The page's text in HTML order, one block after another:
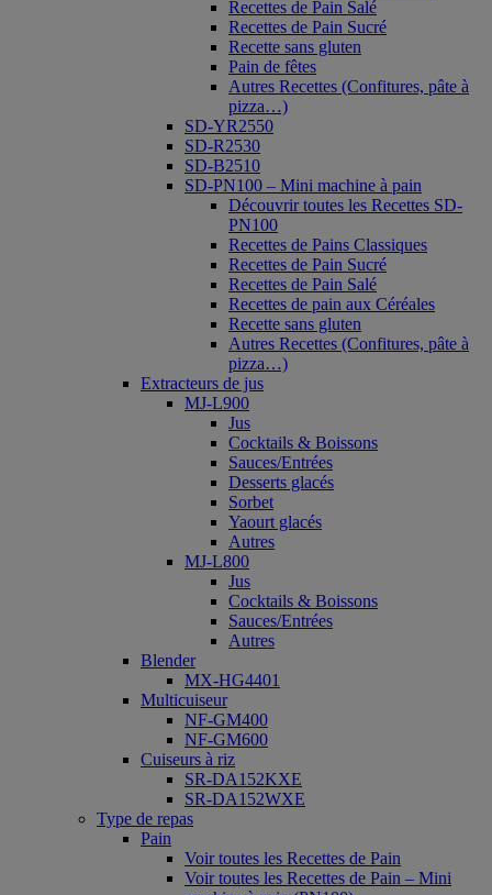
Recettes de Pain Salé
Recettes de Pain Sucré
Recette sans gluten
Pain de fêtes
Autres Recettes (Confitures, pâte à
pizza…)
SD-YR2550
SD-R2530
SD-B2510
SD-PN100 – Mini machine à pain
Découvrir toutes les Recettes SD-
PN100
Recettes de Pains Classiques
Recettes de Pain Sucré
Recettes de Pain Salé
Recettes de pain aux Céréales
Recette sans gluten
Autres Recettes (Confitures, pâte à
pizza…)
Extracteurs de jus
MJ-L900
Jus
Cocktails & Boissons
Sauces/Entrées
Desserts glacés
Sorbet
Yaourt glacés
Autres
MJ-L800
Jus
Cocktails & Boissons
Sauces/Entrées
Autres
Blender
MX-HG4401
Multicuiseur
NF-GM400
NF-GM600
Cuiseurs à riz
SR-DA152KXE
SR-DA152WXE
Type de repas
Pain
Voir toutes les Recettes de Pain
Voir toutes les Recettes de Pain – Mini